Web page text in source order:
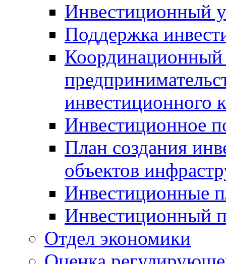
Инвестиционный
Поддержка
Координационный
инвестиционного
Инвестиционное
План создания
объектов
Инвестиционные
Инвестиционный
Отдел экономики